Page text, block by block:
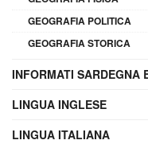
GEOGRAFIA POLITICA
GEOGRAFIA STORICA
INFORMATI SARDEGNA
LINGUA INGLESE
LINGUA ITALIANA